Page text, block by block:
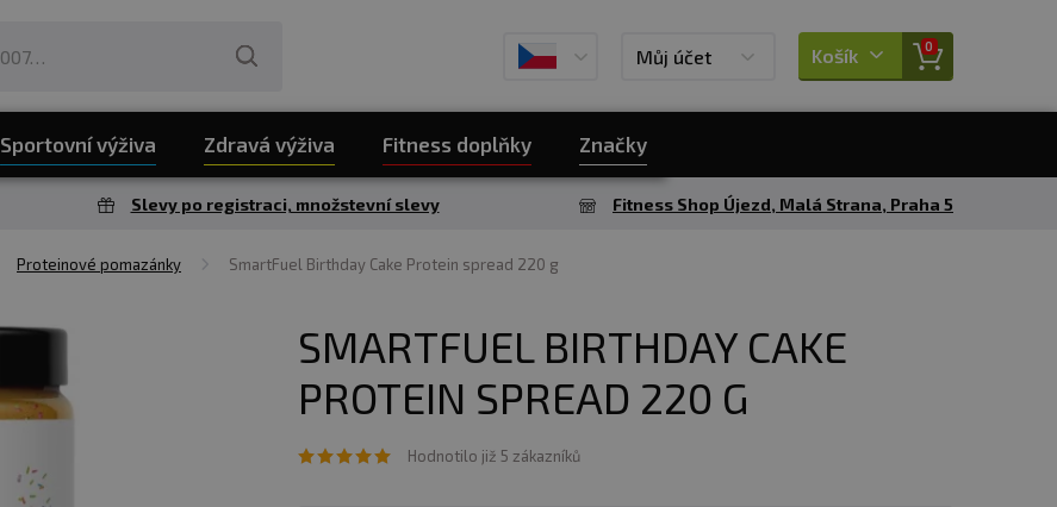
Můj účet Košík 0
Sportovní výživa Zdravá výživa Fitness doplňky Značky
Slevy po registraci, množstevní slevy Fitness Shop Újezd, Malá Strana, Praha 5
Proteinové pomazánky SmartFuel Birthday Cake Protein spread 220 g
SMARTFUEL BIRTHDAY CAKE
PROTEIN SPREAD 220 G
Hodnotilo již 5 zákazníků